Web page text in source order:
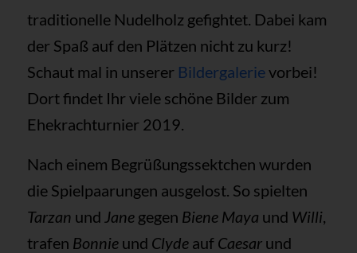
traditionelle Nudelholz gefightet. Dabei kam
der Spaß auf den Plätzen nicht zu kurz!
Schaut mal in unserer Bildergalerievorbei!
Dort findet Ihr viele schöne Bilder zum
Ehekrachturnier 2019.
Nach einem Begrüßungssektchen wurden
die Spielpaarungen ausgelost. So spielten
Tarzan und Janegegen Biene Maya und Willi,
trafen Bonnieund Clyde auf Caesarund